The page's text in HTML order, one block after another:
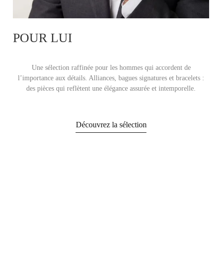
POUR LUI
Une sélection raffinée pour les hommes qui accordent de
l’importance aux détails. Alliances, bagues signatures et bracelets :
des pièces qui reflètent une élégance assurée et intemporelle.
Découvrez la sélection